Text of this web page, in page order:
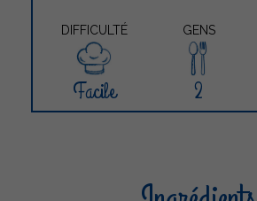
DIFFICULTÉ GENS
Facile 2